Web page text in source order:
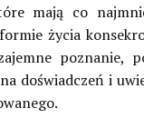
mają co
życia
poznanie,
doświadczeń i